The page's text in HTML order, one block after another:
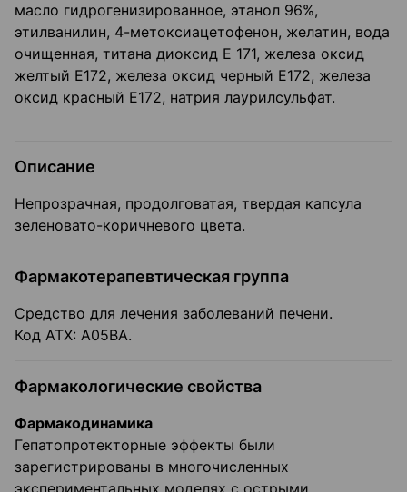
масло гидрогенизированное, этанол 96%,
этилванилин, 4-метоксиацетофенон, желатин, вода
очищенная, титана диоксид Е 171, железа оксид
желтый Е172, железа оксид черный Е172, железа
оксид красный Е172, натрия лаурилсульфат.
Описание
Непрозрачная, продолговатая, твердая капсула
зеленовато-коричневого цвета.
Фармакотерапевтическая группа
Средство для лечения заболеваний печени.
Код ATX: А05ВА.
Фармакологические свойства
Фармакодинамика
Гепатопротекторные эффекты были
зарегистрированы в многочисленных